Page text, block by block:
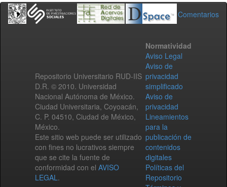
Comentarios
Repositorio Universitario RUD-IIS
D.R. © 2010. Universidad
Nacional Autónoma de México.
Ciudad Universitaria, Coyoacán,
C. P. 04510, Ciudad de México,
México.
Este sitio web puede ser utilizado
con fines no lucrativos siempre
que se cite la fuente de
conformidad con el AVISO
LEGAL.
Normatividad
Aviso Legal
Aviso de
privacidad
simplificado
Aviso de
privacidad
Lineamientos
para la
publicación de
contenidos
digitales
Políticas del
Repositorio